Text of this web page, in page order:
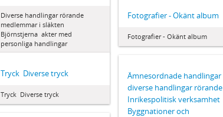
Diverse handlingar rörande
medlemmar i släkten
Björnstjerna  akter med
personliga handlingar
Fotografier - Okänt album
Fotografier - Okänt album
Tryck  Diverse tryck
Tryck  Diverse tryck
Ämnesordnade handlingar 
diverse handlingar rörande
Inrikespolitisk verksamhet 
Byggnationer och